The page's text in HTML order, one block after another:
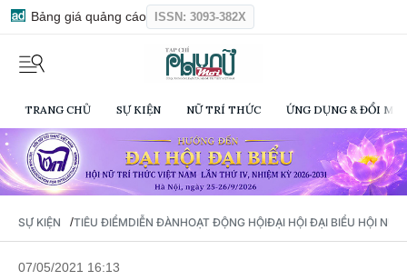
Bảng giá quảng cáo ISSN: 3093-382X
TRANG CHỦ SỰ KIỆN NỮ TRÍ THỨC ỨNG DỤNG & ĐỔI
SỰ KIỆN /TIÊU ĐIỂMDIỄN ĐÀNHOẠT ĐỘNG HỘIĐẠI HỘI ĐẠI BIỂU HỘI NỮ
07/05/2021 16:13